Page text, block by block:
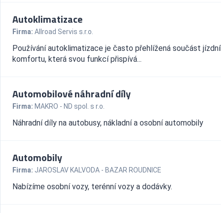
Autoklimatizace
Firma: Allroad Servis s.r.o.
Používání autoklimatizace je často přehlížená součást
komfortu, která svou funkcí přispívá...
Automobilové náhradní díly
Firma: MAKRO - ND spol. s r.o.
Náhradní díly na autobusy, nákladní a osobní automobily
Automobily
Firma: JAROSLAV KALVODA - BAZAR ROUDNICE
Nabízíme osobní vozy, terénní vozy a dodávky.